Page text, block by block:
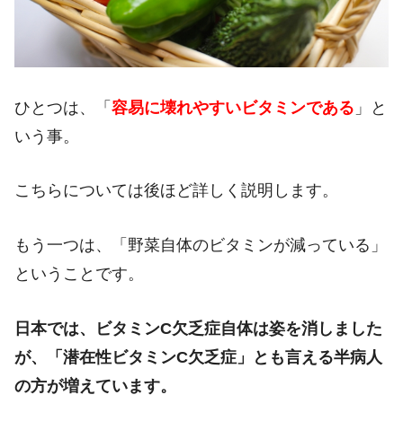
ひとつは、「 容易に壊れやすいビタミンである 」と
いう事。
こちらについては後ほど詳しく説明します。
もう一つは、「野菜自体のビタミンが減っている」
ということです。
日本では、ビタミンC欠乏症自体は姿を消しました
が、「潜在性ビタミンC欠乏症」とも言える半病人
の方が増えています。